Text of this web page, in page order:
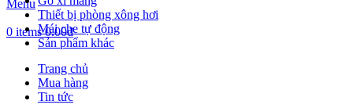
Menu
0 items 0.00₫
Thiết bị phòng xông hơi
Mái che tự động
Sản phẩm khác
Trang chủ
Mua hàng
Tin tức